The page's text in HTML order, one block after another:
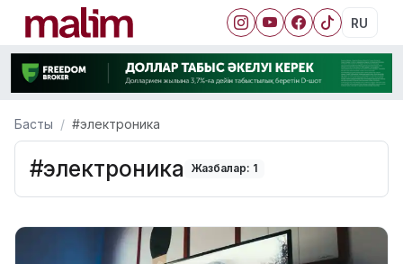
RU
Басты #электроника
#электроника Жазбалар: 1